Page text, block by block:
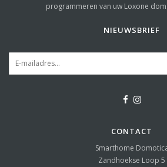
programmeren van uw Loxone
NIEUWSBRIEF
CONTACT
Smarthome
Zandhoekse Loop 5